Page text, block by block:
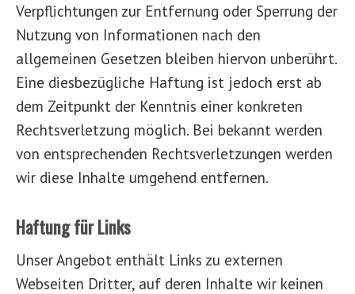
Verpflichtungen zur Entfernung oder Sperrung der
Nutzung von Informationen nach den
allgemeinen Gesetzen bleiben hiervon unberührt.
Eine diesbezügliche Haftung ist jedoch erst ab
dem Zeitpunkt der Kenntnis einer konkreten
Rechtsverletzung möglich. Bei bekannt werden
von entsprechenden Rechtsverletzungen werden
wir diese Inhalte umgehend entfernen.
Haftung für Links
Unser Angebot enthält Links zu externen
Webseiten Dritter, auf deren Inhalte wir keinen